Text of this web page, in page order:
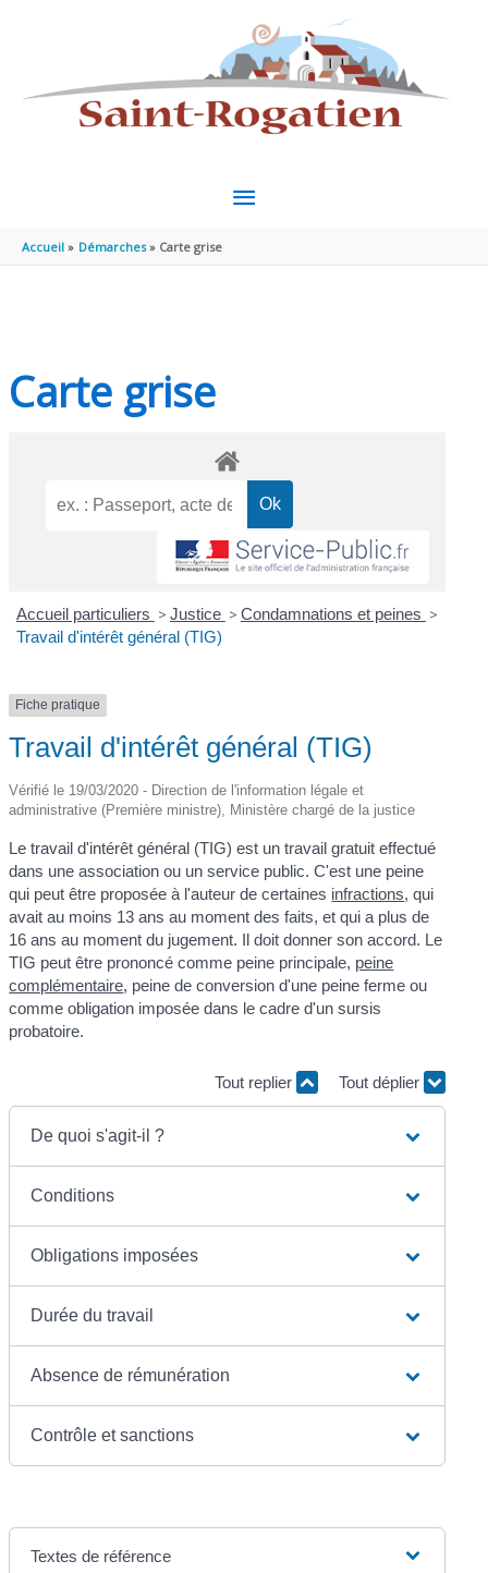
MENU
Accueil Démarches Carte grise
Carte grise
Accueil particuliers > Justice > Condamnations et peines >
Travail d'intérêt général (TIG)
Fiche pratique
Travail d'intérêt général (TIG)
Vérifié le 19/03/2020 - Direction de l'information légale et
administrative (Première ministre), Ministère chargé de la justice
Le travail d'intérêt général (TIG) est un travail gratuit effectué
dans une association ou un service public. C'est une peine
qui peut être proposée à l'auteur de certaines infractions, qui
avait au moins 13 ans au moment des faits, et qui a plus de
16 ans au moment du jugement. Il doit donner son accord. Le
TIG peut être prononcé comme peine principale, peine
complémentaire, peine de conversion d'une peine ferme ou
comme obligation imposée dans le cadre d'un sursis
probatoire.
Tout replier Tout déplier
De quoi s'agit-il ?
Conditions
Obligations imposées
Durée du travail
Absence de rémunération
Contrôle et sanctions
Textes de référence